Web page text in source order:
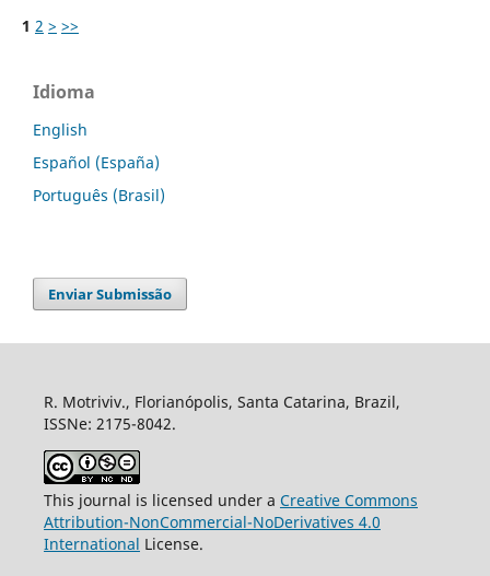
1 2 > >>
Idioma
English
Español (España)
Português (Brasil)
Enviar Submissão
R. Motriviv., Florianópolis, Santa Catarina, Brazil,
ISSNe: 2175-8042.
This journal is licensed under a Creative Commons
Attribution-NonCommercial-NoDerivatives 4.0
International License.